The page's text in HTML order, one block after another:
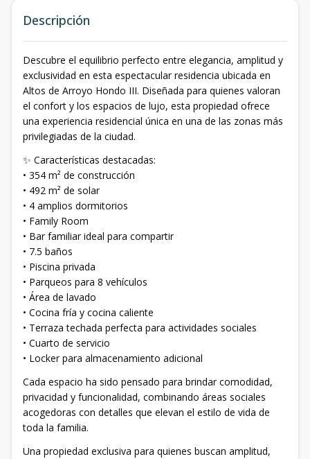
Descripción
Descubre el equilibrio perfecto entre elegancia, amplitud y
exclusividad en esta espectacular residencia ubicada en
Altos de Arroyo Hondo III. Diseñada para quienes valoran
el confort y los espacios de lujo, esta propiedad ofrece
una experiencia residencial única en una de las zonas más
privilegiadas de la ciudad.
✨ Características destacadas:
• 354 m² de construcción
• 492 m² de solar
• 4 amplios dormitorios
• Family Room
• Bar familiar ideal para compartir
• 7.5 baños
• Piscina privada
• Parqueos para 8 vehículos
• Área de lavado
• Cocina fría y cocina caliente
• Terraza techada perfecta para actividades sociales
• Cuarto de servicio
• Locker para almacenamiento adicional
Cada espacio ha sido pensado para brindar comodidad,
privacidad y funcionalidad, combinando áreas sociales
acogedoras con detalles que elevan el estilo de vida de
toda la familia.
Una propiedad exclusiva para quienes buscan amplitud,